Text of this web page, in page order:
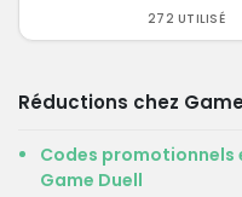
272 UTILISÉ
Réductions chez
Codes promotionnels
Game Duell